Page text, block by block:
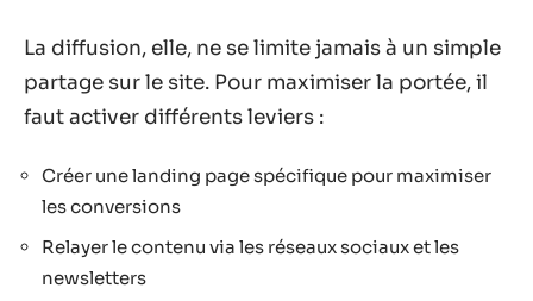
La diffusion, elle, ne se limite jamais à un simple
partage sur le site. Pour maximiser la portée, il
faut activer différents leviers :
Créer une landing page spécifique pour maximiser
les conversions
Relayer le contenu via les réseaux sociaux et les
newsletters